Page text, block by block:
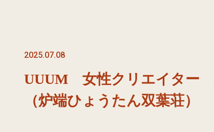
2025.07.08
UUUM 女性クリエイター
（炉端ひょうたん双葉荘）